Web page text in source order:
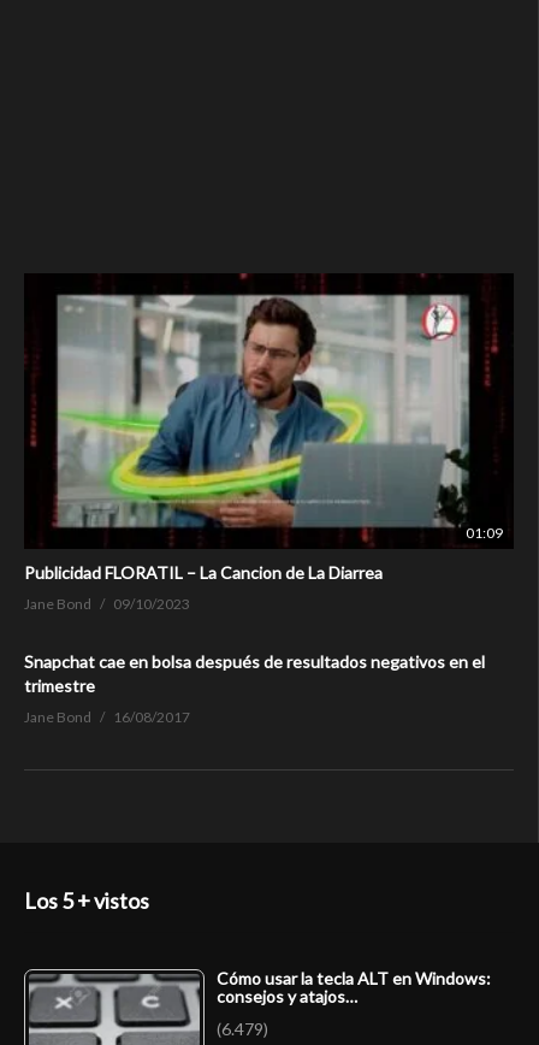
01:09
Publicidad FLORATIL – La Cancion de La Diarrea
Jane Bond 09/10/2023
Snapchat cae en bolsa después de resultados negativos en el
trimestre
Jane Bond 16/08/2017
Los 5 + vistos
Cómo usar la tecla ALT en Windows:
consejos y atajos…
(6.479)